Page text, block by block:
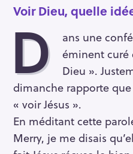
Voir Dieu, quelle
D
ans une
éminent curé
Dieu ».
dimanche rapporte
« voir Jésus ».
En méditant cette
Merry, je me disais